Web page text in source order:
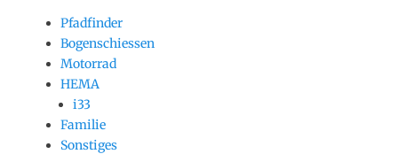
Pfadfinder
Bogenschiessen
Motorrad
HEMA
i33
Familie
Sonstiges